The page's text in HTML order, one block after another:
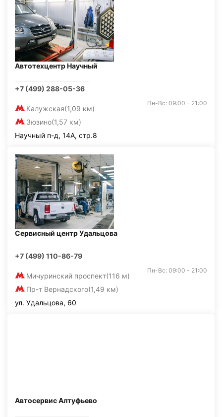
Автотехцентр Научный
+7 (499) 288-05-36
Калужская(1,09 км)
Зюзино(1,57 км)
Пн-Вс: 09:00 - 21:00
Научный п-д, 14А, стр.8
Сервисный центр Удальцова
+7 (499) 110-86-79
Мичуринский проспект(116 м)
Пр-т Вернадского(1,49 км)
Пн-Вс: 09:00 - 21:00
ул. Удальцова, 60
Автосервис Алтуфьево